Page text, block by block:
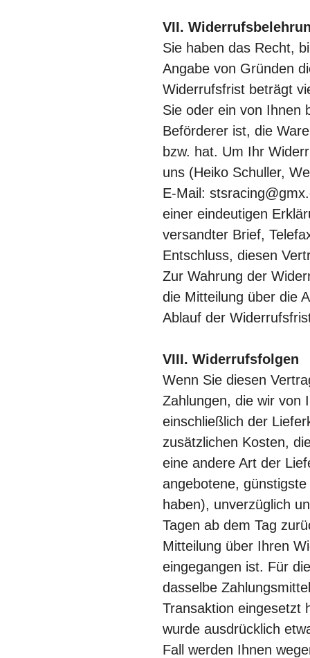
VII.
Sie haben das Recht,
Angabe von Gründen
Widerrufsfrist beträgt
Sie oder ein von Ihnen
Beförderer ist, die
bzw. hat. Um Ihr
uns (Heiko Schuller,
E-Mail:
einer eindeutigen
versandter Brief,
Entschluss, diesen
Zur Wahrung der
die Mitteilung über die
Ablauf der
VIII. Widerrufsfolgen
Wenn Sie diesen
Zahlungen, die wir von
einschließlich der
zusätzlichen Kosten,
eine andere Art der
angebotene,
haben), unverzüglich
Tagen ab dem Tag
Mitteilung über Ihren
eingegangen ist. Für
dasselbe
Transaktion eingesetzt
wurde ausdrücklich
Fall werden Ihnen